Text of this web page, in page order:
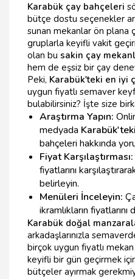
Karabük çay bahçeleri
bütçe dostu seçenekler
sunan mekanlar ön plana
gruplarla keyifli vakit
olan bu sakin çay
hem de eşsiz bir çay
Peki, Karabük'teki en iyi
uygun fiyatlı semaver
bulabilirsiniz? İşte size
Araştırma Yapın:
medyada
bahçeleri hakkında
Fiyat Karşılaştırması:
fiyatlarını
belirleyin.
Menüleri İnceleyin:
ikramlıkların
Karabük doğal
arkadaşlarınızla
birçok uygun fiyatlı
keyifli bir gün geçirmek
bütçeler ayırmak